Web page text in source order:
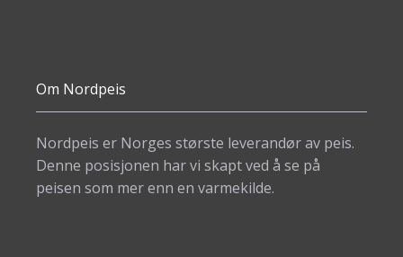
Om Nordpeis
Nordpeis er Norges største leverandør av peis.
Denne posisjonen har vi skapt ved å se på
peisen som mer enn en varmekilde.